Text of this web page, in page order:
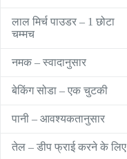
लाल मिर्च पाउडर – 1 छोटा
चम्मच
नमक – स्वादानुसार
बेकिंग सोडा – एक चुटकी
पानी – आवश्यकतानुसार
तेल – डीप फ्राई करने के लिए